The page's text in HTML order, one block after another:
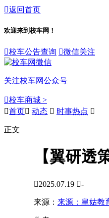
返回首页
欢迎来到校车网！
校车公告查询 微信关注
关注校车网公众号
校车商城 >
首页 动态  时事热点 
正文
【翼研
2025.07.19 -
来源： 来源：皇姑教